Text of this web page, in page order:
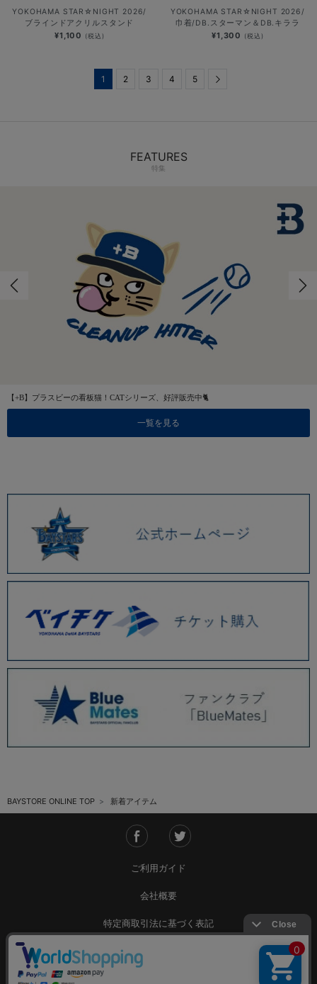
YOKOHAMA STAR☆NIGHT 2026/
ブラインドアクリルスタンド
¥1,100 (税込)
YOKOHAMA STAR☆NIGHT 2026/
巾着/DB.スターマン＆DB.キララ
¥1,300 (税込)
1 2 3 4 5
FEATURES
特集
【+B】プラスビーの看板猫！CATシリーズ、好評販売中🐈
一覧を見る
BAYSTORE ONLINE TOP 新着アイテム
ご利用ガイド
会社概要
特定商取引法に基づく表記
ご利用規約